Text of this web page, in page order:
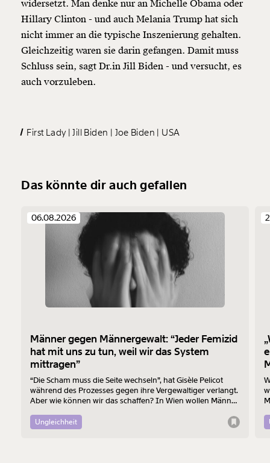
Geschenkurkunde im PDF-Format, welche Du
ausdrucken oder weiterleiten und verschenken
kannst.
widersetzt. Man denke nur an Michelle Obama oder
Hillary Clinton - und auch Melania Trump hat sich
nicht immer an die typische Inszenierung gehalten.
Gleichzeitig waren sie darin gefangen. Damit muss
Schluss sein, sagt Dr.in Jill Biden - und versucht, es
auch vorzuleben.
First Lady Jill Biden Joe Biden USA
Das könnte dir auch gefallen
06.08.2026
Männer gegen Männergewalt: “Jeder Femizid
hat mit uns zu tun, weil wir das System
mittragen”
“Die Scham muss die Seite wechseln”, hat Gisèle Pelicot
während des Prozesses gegen ihre Vergewaltiger verlangt.
Aber wie können wir das schaffen? In Wien wollen Männer
Männergewalt den ersten Schritt machen.
Ungleichheit